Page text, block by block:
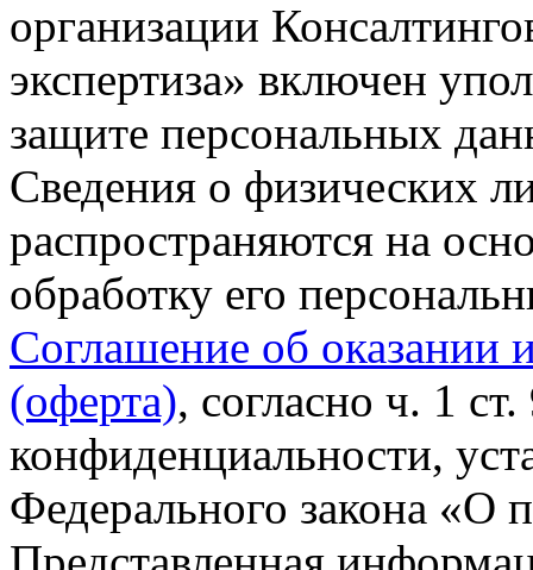
организации
экспертиза» включен
защите персональных
Сведения о физических
распространяются на
обработку его
Соглашение об оказании
(оферта), согласно ч. 1
конфиденциальности,
Федерального закона «О